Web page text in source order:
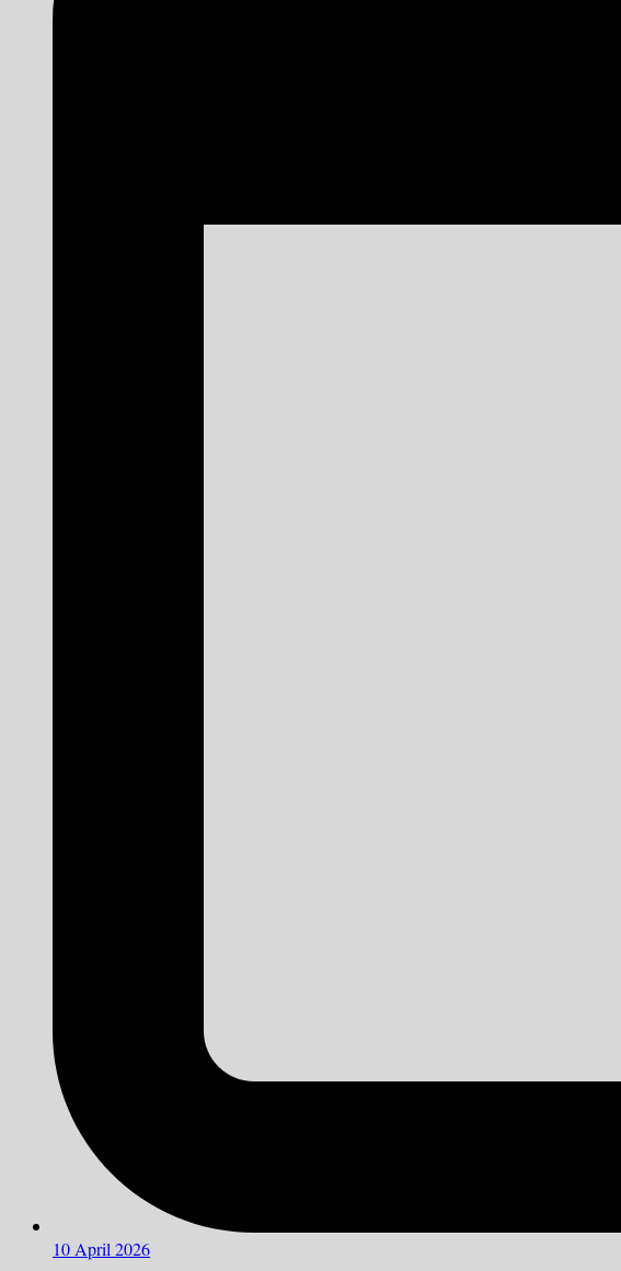
10 April 2026